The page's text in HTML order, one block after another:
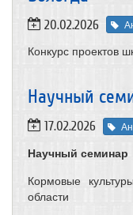
20.02.2026
Конкурс проектов
Научный
17.02.2026
Научный семинар
Кормовые
области